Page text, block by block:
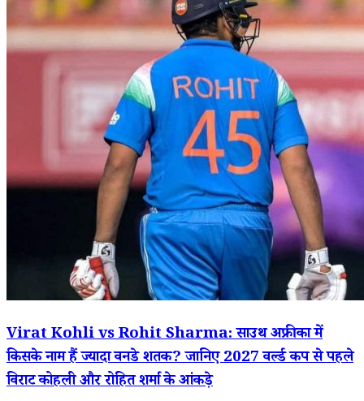
Virat Kohli vs Rohit Sharma: साउथ अफ्रीका में
किसके नाम हैं ज्यादा वनडे शतक? जानिए 2027 वर्ल्ड कप से पहले
विराट कोहली और रोहित शर्मा के आंकड़े